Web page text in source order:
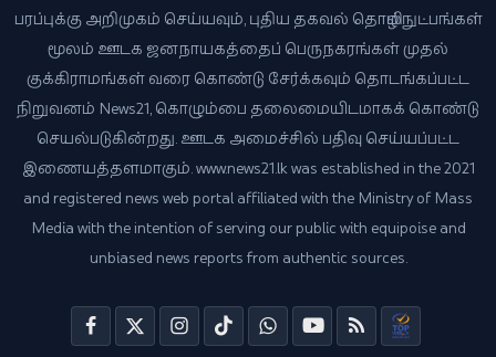
பரப்புக்கு அறிமுகம் செய்யவும், புதிய தகவல் தொழில்நுட்பங்கள்
மூலம் ஊடக ஜனநாயகத்தைப் பெருநகரங்கள் முதல்
குக்கிராமங்கள் வரை கொண்டு சேர்க்கவும் தொடங்கப்பட்ட
நிறுவனம் News21, கொழும்பை தலைமையிடமாகக் கொண்டு
செயல்படுகின்றது. ஊடக அமைச்சில் பதிவு செய்யப்பட்ட
இணையத்தளமாகும். www.news21.lk was established in the 2021
and registered news web portal affiliated with the Ministry of Mass
Media with the intention of serving our public with equipoise and
unbiased news reports from authentic sources.